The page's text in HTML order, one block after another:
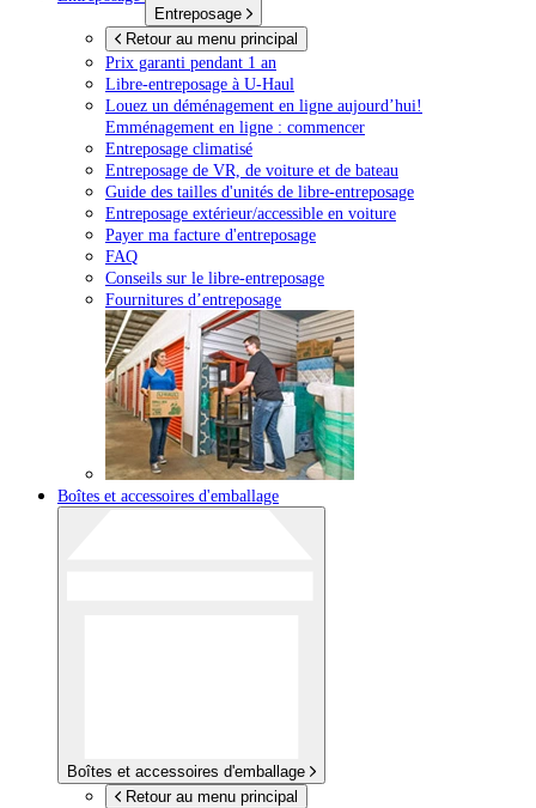
Entreposage
Retour au menu principal
Prix garanti pendant 1 an
Libre-entreposage à U-Haul
Louez un déménagement en ligne aujourd’hui!
Emménagement en ligne : commencer
Entreposage climatisé
Entreposage de VR, de voiture et de bateau
Guide des tailles d'unités de libre-entreposage
Entreposage extérieur/accessible en voiture
Payer ma facture d'entreposage
FAQ
Conseils sur le libre-entreposage
Fournitures d’entreposage
Boîtes et accessoires d'emballage
Boîtes et accessoires d'emballage
Retour au menu principal